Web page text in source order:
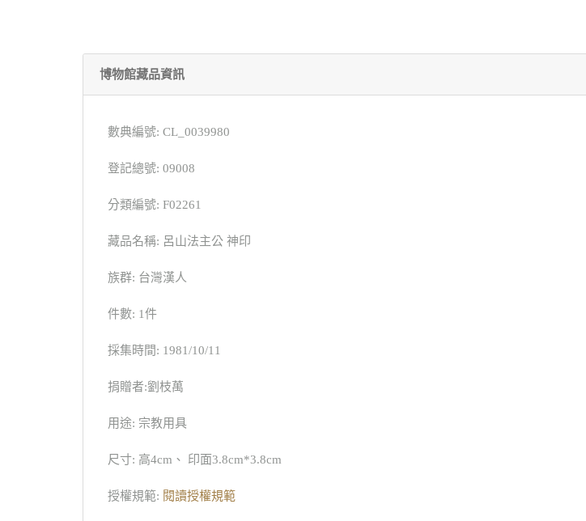
博物館藏品資訊
數典編號: CL_0039980
登記總號: 09008
分類編號: F02261
藏品名稱: 呂山法主公 神印
族群: 台灣漢人
件數: 1件
採集時間: 1981/10/11
捐贈者:劉枝萬
用途: 宗教用具
尺寸: 高4cm、 印面3.8cm*3.8cm
授權規範: 閱讀授權規範